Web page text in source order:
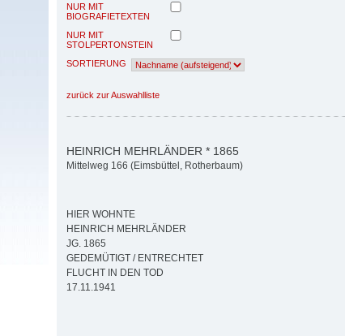
NUR MIT
BIOGRAFIETEXTEN
NUR MIT
STOLPERTONSTEIN
SORTIERUNG
zurück zur Auswahlliste
HEINRICH MEHRLÄNDER * 1865
Mittelweg 166 (Eimsbüttel, Rotherbaum)
HIER WOHNTE
HEINRICH MEHRLÄNDER
JG. 1865
GEDEMÜTIGT / ENTRECHTET
FLUCHT IN DEN TOD
17.11.1941